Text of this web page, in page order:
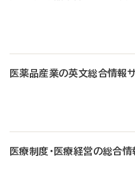
医薬品産業の英文総合情報
医療制度・医療経営の総合情